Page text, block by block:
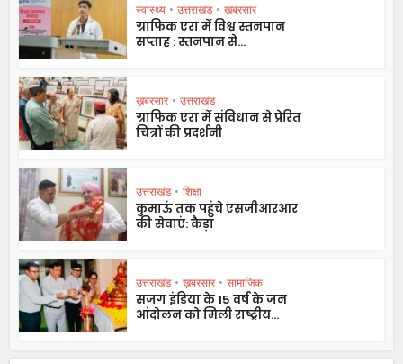
स्वास्थ्य • उत्तराखंड • ख़बरसार
ग्राफिक एरा में विश्व स्तनपान
सप्ताह : स्तनपान से...
ख़बरसार • उत्तराखंड
ग्राफिक एरा में संविधान से प्रेरित
चित्रों की प्रदर्शनी
उत्तराखंड • शिक्षा
कुमाऊं तक पहुंचे एसजीआरआर
की सेवाएं: कैड़ा
उत्तराखंड • ख़बरसार • सामाजिक
सजग इंडिया के 15 वर्ष के जन
आंदोलन को मिली राष्ट्रीय...